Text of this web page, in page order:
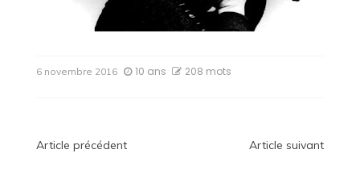
6 novembre 2016 10 ans 208 mots
Navigation
Article précédent Article suivant